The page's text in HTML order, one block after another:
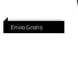
Envio Gratis